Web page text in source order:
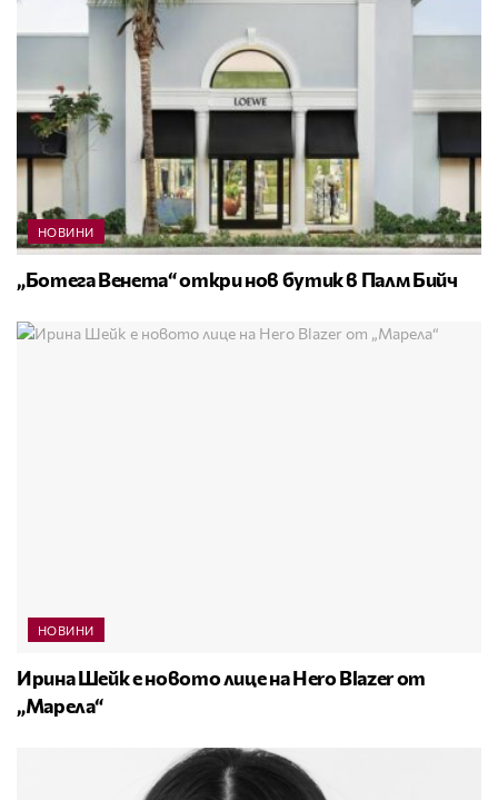
НОВИНИ
„Ботега Венета“ откри нов бутик в Палм Бийч
НОВИНИ
Ирина Шейк е новото лице на Hero Blazer от
„Марела“